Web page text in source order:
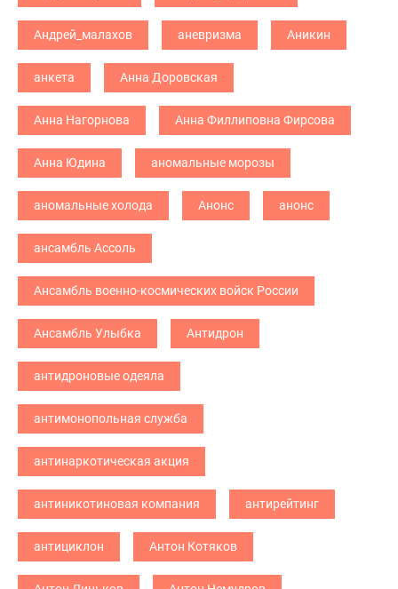
Андрей_малахов аневризма Аникин
анкета Анна Доровская
Анна Нагорнова Анна Филлиповна Фирсова
Анна Юдина аномальные морозы
аномальные холода Анонс анонс
ансамбль Ассоль
Ансамбль военно-космических войск России
Ансамбль Улыбка Антидрон
антидроновые одеяла
антимонопольная служба
антинаркотическая акция
антиникотиновая компания антирейтинг
антициклон Антон Котяков